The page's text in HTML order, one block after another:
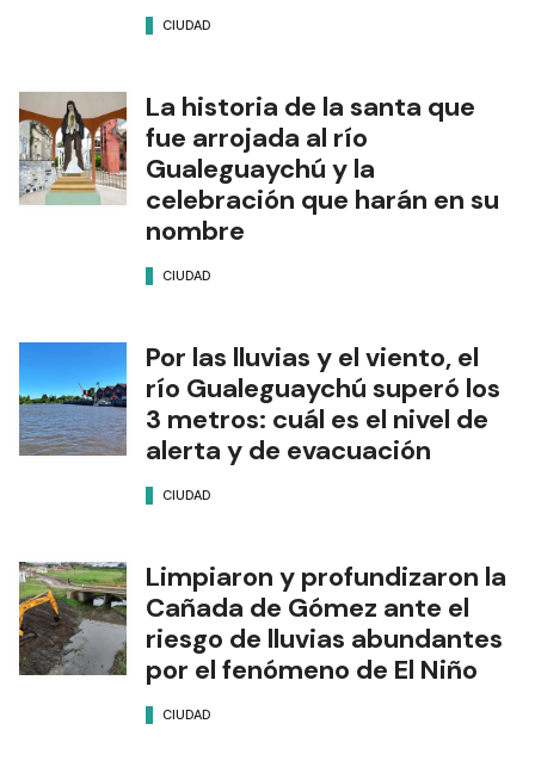
CIUDAD
La historia de la santa que
fue arrojada al río
Gualeguaychú y la
celebración que harán en su
nombre
CIUDAD
Por las lluvias y el viento, el
río Gualeguaychú superó los
3 metros: cuál es el nivel de
alerta y de evacuación
CIUDAD
Limpiaron y profundizaron la
Cañada de Gómez ante el
riesgo de lluvias abundantes
por el fenómeno de El Niño
CIUDAD